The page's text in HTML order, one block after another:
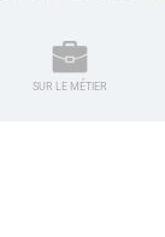
SUR LE MÉTIER